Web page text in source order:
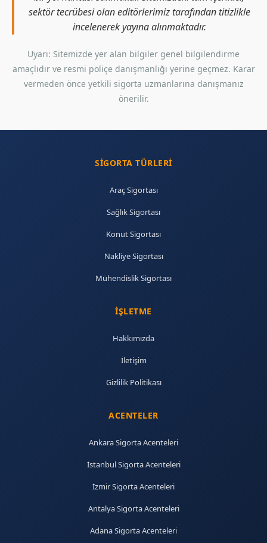
sektör tecrübesi olan editörlerimiz tarafından titizlikle
incelenerek yayına alınmaktadır.
Uyarı: Sitemizde yer alan bilgiler genel bilgilendirme
amaçlıdır ve resmi poliçe danışmanlığı yerine geçmez. Karar
vermeden önce yetkili sigorta uzmanlarına danışmanız
önerilir.
SIGORTA TÜRLERI
Araç Sigortası
Sağlık Sigortası
Konut Sigortası
Nakliye Sigortası
Mühendislik Sigortası
İŞLETME
Hakkımızda
İletişim
Gizlilik Politikası
ACENTELER
Ankara Sigorta Acenteleri
İstanbul Sigorta Acenteleri
İzmir Sigorta Acenteleri
Antalya Sigorta Acenteleri
Adana Sigorta Acenteleri